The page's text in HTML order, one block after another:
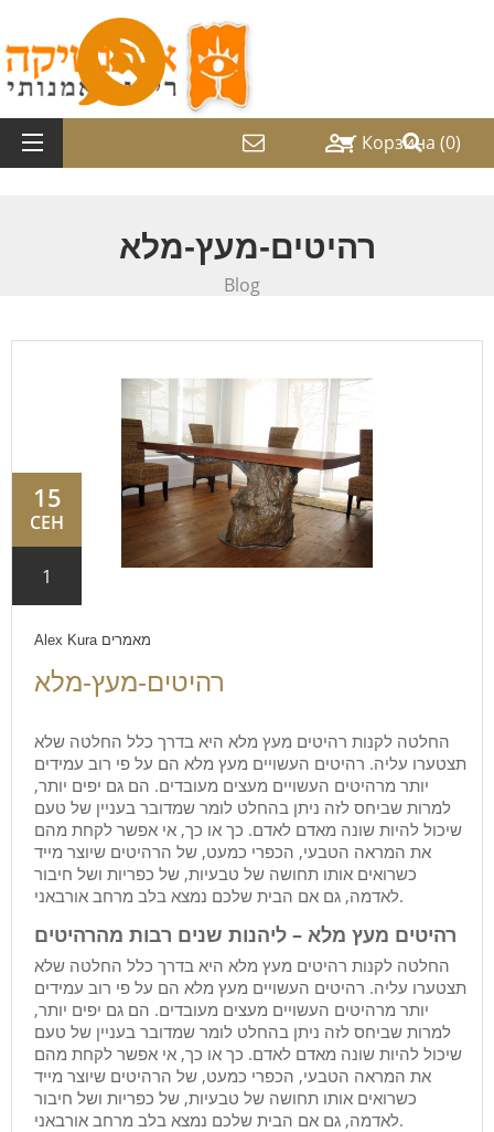
shopping_cart Корзина (0)

רהיטים-מעץ-מלא
Blog
15
СЕН
1
Alex Kura מאמרים
רהיטים-מעץ-מלא
החלטה לקנות רהיטים מעץ מלא היא בדרך כלל החלטה שלא
תצטערו עליה. רהיטים העשויים מעץ מלא הם על פי רוב עמידים
יותר מרהיטים העשויים מעצים מעובדים. הם גם יפים יותר,
למרות שביחס לזה ניתן בהחלט לומר שמדובר בעניין של טעם
שיכול להיות שונה מאדם לאדם. כך או כך, אי אפשר לקחת מהם
את המראה הטבעי, הכפרי כמעט, של הרהיטים שיוצר מייד
כשרואים אותו תחושה של טבעיות, של כפריות ושל חיבור
לאדמה, גם אם הבית שלכם נמצא בלב מרחב אורבאני.
רהיטים מעץ מלא – ליהנות שנים רבות מהרהיטים
החלטה לקנות רהיטים מעץ מלא היא בדרך כלל החלטה שלא
תצטערו עליה. רהיטים העשויים מעץ מלא הם על פי רוב עמידים
יותר מרהיטים העשויים מעצים מעובדים. הם גם יפים יותר,
למרות שביחס לזה ניתן בהחלט לומר שמדובר בעניין של טעם
שיכול להיות שונה מאדם לאדם. כך או כך, אי אפשר לקחת מהם
את המראה הטבעי, הכפרי כמעט, של הרהיטים שיוצר מייד
כשרואים אותו תחושה של טבעיות, של כפריות ושל חיבור
לאדמה, גם אם הבית שלכם נמצא בלב מרחב אורבאני.